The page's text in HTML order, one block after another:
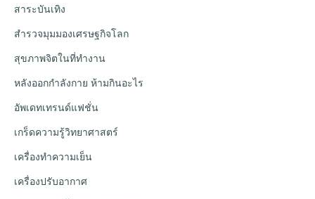
สาระบันเทิง
สำรวจมุมมองเศรษฐกิจโลก
สุขภาพจิตในที่ทำงาน
หลังออกกําลังกาย ห้ามกินอะไร
อัพเดทเทรนด์แฟชั่น
เกร็ดความรู้วิทยาศาสตร์
เครื่องทำความเย็น
เครื่องปรับอากาศ